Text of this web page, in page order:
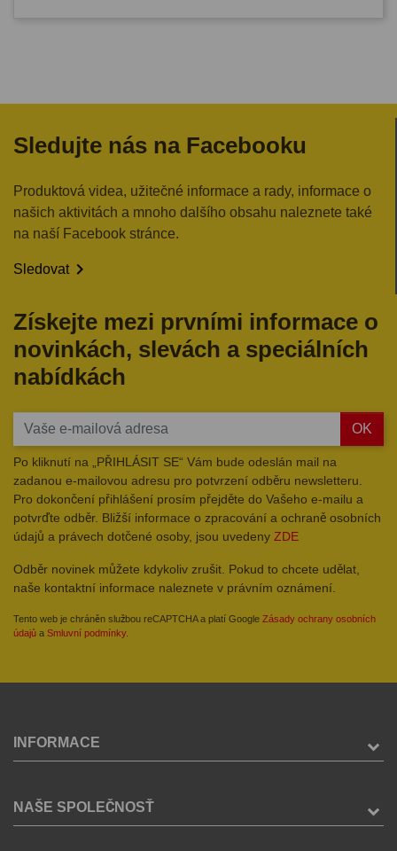
Sledujte nás na Facebooku
Produktová videa, užitečné informace a rady, informace o
našich aktivitách a mnoho dalšího obsahu naleznete také
na naší Facebook stránce.
Sledovat
Získejte mezi prvními informace o
novinkách, slevách a speciálních
nabídkách
OK
Po kliknutí na „PŘIHLÁSIT SE“ Vám bude odeslán mail na
zadanou e-mailovou adresu pro potvrzení odběru newsletteru.
Pro dokončení přihlášení prosím přejděte do Vašeho e-mailu a
potvrďte odběr. Bližší informace o zpracování a ochraně osobních
údajů a právech dotčené osoby, jsou uvedeny ZDE
Odběr novinek můžete kdykoliv zrušit. Pokud to chcete udělat,
naše kontaktní informace naleznete v právním oznámení.
Tento web je chráněn službou reCAPTCHA a platí Google Zásady ochrany osobních
údajů a Smluvní podmínky.
INFORMACE
NAŠE SPOLEČNOSŤ